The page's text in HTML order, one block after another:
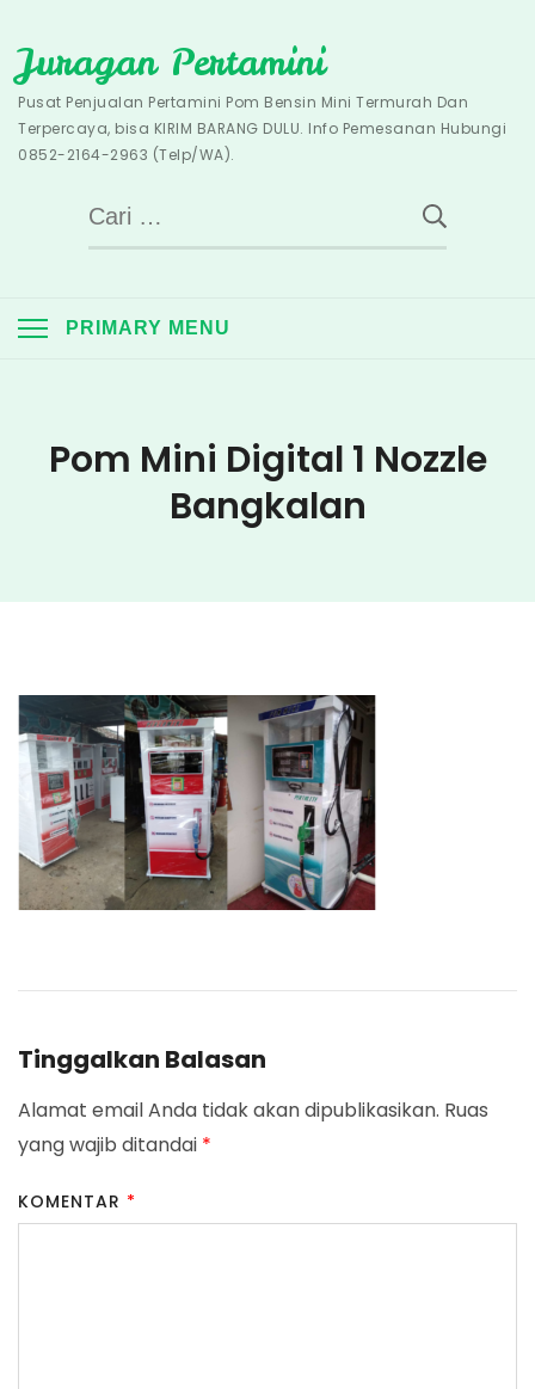
to
content
Juragan Pertamini
Pusat Penjualan Pertamini Pom Bensin Mini Termurah Dan
Terpercaya, bisa KIRIM BARANG DULU. Info Pemesanan Hubungi
0852-2164-2963 (Telp/WA).
Cari
untuk:
PRIMARY MENU
Pom Mini Digital 1 Nozzle
Bangkalan
Tinggalkan Balasan
Alamat email Anda tidak akan dipublikasikan. Ruas
yang wajib ditandai *
KOMENTAR *